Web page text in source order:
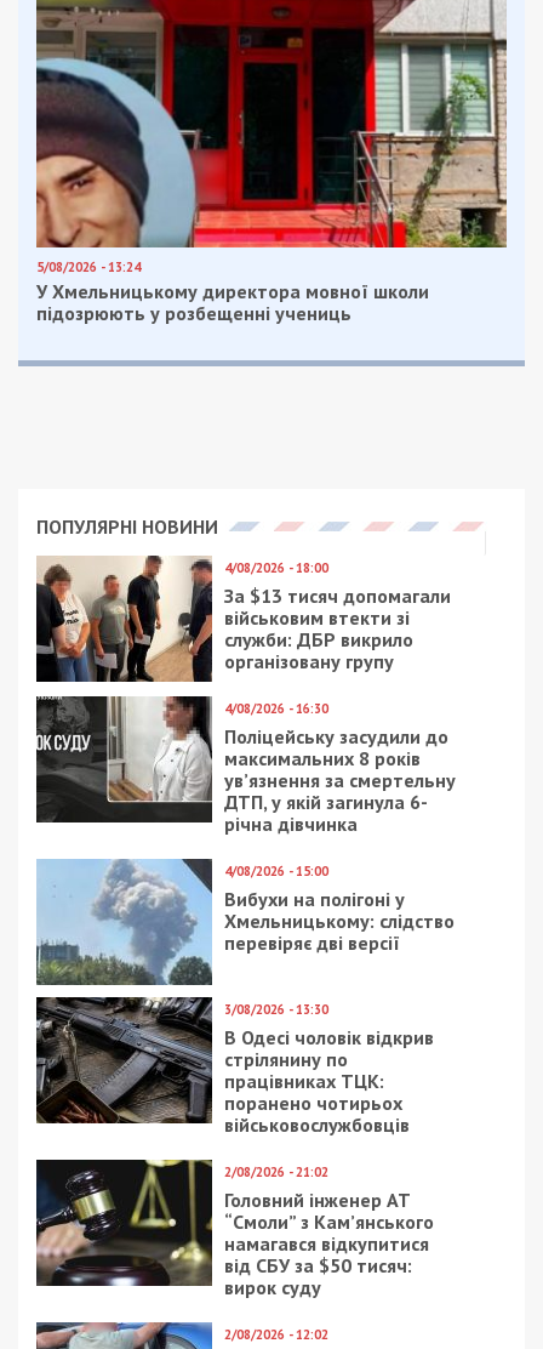
5/08/2026 - 13:24
У Хмельницькому директора мовної школи
підозрюють у розбещенні учениць
ПОПУЛЯРНІ НОВИНИ
4/08/2026 - 18:00
За $13 тисяч допомагали
військовим втекти зі
служби: ДБР викрило
організовану групу
4/08/2026 - 16:30
Поліцейську засудили до
максимальних 8 років
ув’язнення за смертельну
ДТП, у якій загинула 6-
річна дівчинка
4/08/2026 - 15:00
Вибухи на полігоні у
Хмельницькому: слідство
перевіряє дві версії
3/08/2026 - 13:30
В Одесі чоловік відкрив
стрілянину по
працівниках ТЦК:
поранено чотирьох
військовослужбовців
2/08/2026 - 21:02
Головний інженер АТ
“Смоли” з Кам’янського
намагався відкупитися
від СБУ за $50 тисяч:
вирок суду
2/08/2026 - 12:02